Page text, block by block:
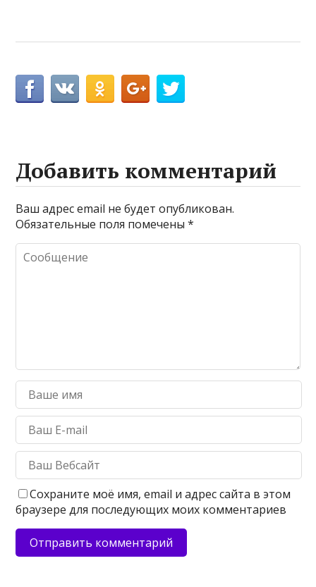
Добавить комментарий
Ваш адрес email не будет опубликован.
Обязательные поля помечены*
Сохраните моё имя, email и адрес сайта в этом
браузере для последующих моих комментариев